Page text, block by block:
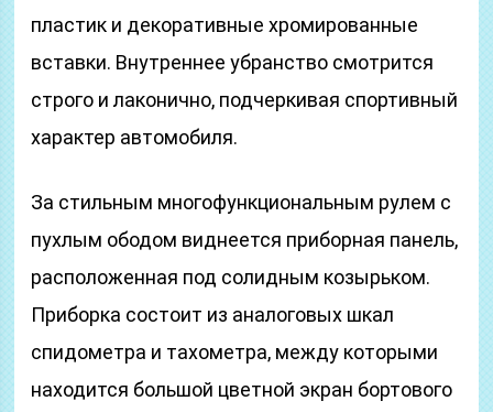
пластик и декоративные хромированные
вставки. Внутреннее убранство смотрится
строго и лаконично, подчеркивая спортивный
характер автомобиля.
За стильным многофункциональным рулем с
пухлым ободом виднеется приборная панель,
расположенная под солидным козырьком.
Приборка состоит из аналоговых шкал
спидометра и тахометра, между которыми
находится большой цветной экран бортового